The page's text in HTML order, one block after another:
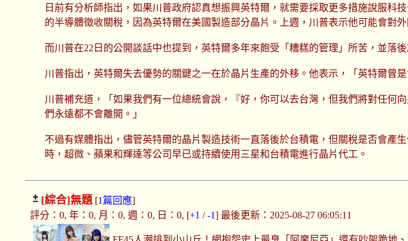
日前有分析師指出，如果川普政府認真想振興英特爾，就需要採取更多措施說服
的半導體徵收關稅，因為英特爾在美國製造部分晶片。上週，川普表示他可能會對
而川普在22日的公開談話中也提到，英特爾多年來飽受「糟糕的管理」所苦，並落
川普指出，英特爾失去優勢的關鍵之一在於晶片生產的外移。他表示，「英特爾曾
川普補充道，「如果我們有一位總統會說，『好，你可以去台灣，但我們將對任何
們永遠都不會離開。」
不過有媒體指出，儘管英特爾的晶片製造技術一直落後於台積電，但關稅是否會產
時，超微、蘋果和輝達等公司早已或持續使用三星和台積電進行晶片代工。
[綜合]無題 [1篇回應]
評分：0, 年：0, 月：0, 週：0, 日：0, [+1 /-1] 最後更新：2025-08-27 06:05:11